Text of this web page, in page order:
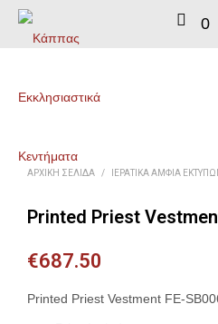
0
ΑΡΧΙΚΉ ΣΕΛΊΔΑ / ΙΕΡΑΤΙΚΆ ΆΜΦΙΑ
Printed Priest
€687.50
Printed Priest Vestment FE-